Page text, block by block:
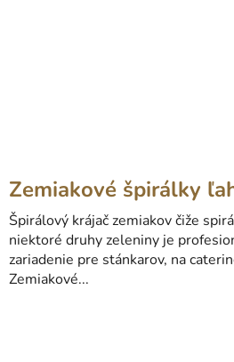
Zemiakové špirálky
Špirálový krájač zemiakov čiže
niektoré druhy zeleniny je
zariadenie pre stánkarov, na
Zemiakové...